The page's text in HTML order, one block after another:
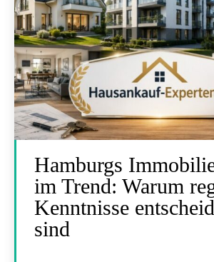
Hamburgs
im Trend: Warum
Kenntnisse
sind